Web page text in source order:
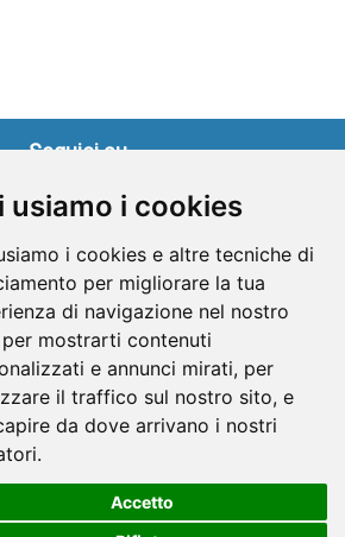
usiamo i cookies
i cookies e altre tecniche di
per migliorare la tua
di navigazione nel nostro
mostrarti contenuti
e annunci mirati, per
il traffico sul nostro sito, e
da dove arrivano i nostri
Accetto
Seguici su
PALINSESTO DIRETTA TV
DIRETTA RADIO
RGM HITRADIO
© TRG Media 2005-2026
s.r.l. - P.I.00496230541 - www.trgmedia.it- Powered by